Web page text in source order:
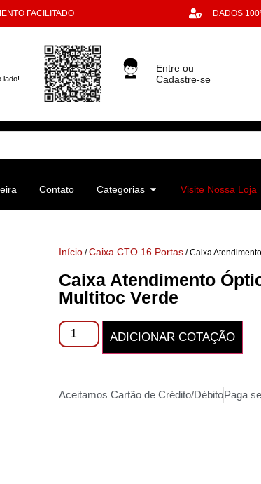
FACILITADO DADOS
lado!
Entre ou
Cadastre-se
Contato Categorias Visite Nossa Loja
Início /Caixa CTO 16 Portas / Caixa
Caixa Atendimento
Multitoc Verde
ADICIONAR COTAÇÃO
Aceitamos Cartão de Crédito/DébitoPaga